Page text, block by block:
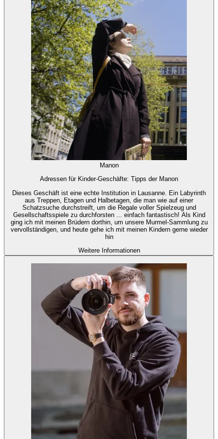
Manon
Adressen für Kinder-Geschäfte: Tipps der Manon
Dieses Geschäft ist eine echte Institution in Lausanne. Ein Labyrinth
aus Treppen, Etagen und Halbetagen, die man wie auf einer
Schatzsuche durchstreift, um die Regale voller Spielzeug und
Gesellschaftsspiele zu durchforsten ... einfach fantastisch! Als Kind
ging ich mit meinen Brüdern dorthin, um unsere Murmel-Sammlung zu
vervollständigen, und heute gehe ich mit meinen Kindern gerne wieder
hin
Weitere Informationen